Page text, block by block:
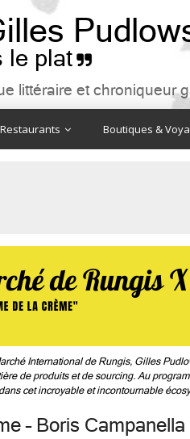
le plat 
littéraire et chroniqueur
Restaurants Boutiques &
International de Rungis, Gilles
de produits et de sourcing. Au
cet incroyable et incontournable
– Boris